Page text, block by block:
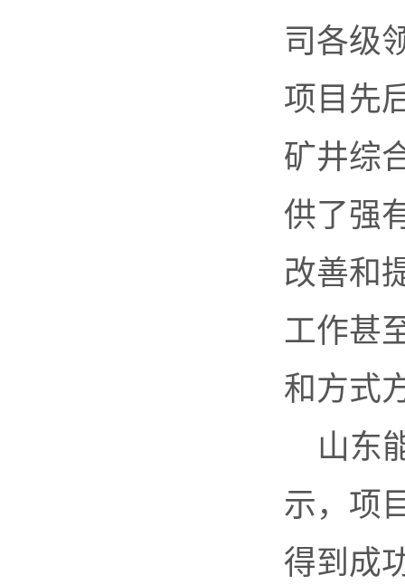
司各级
项目先
矿井综
供了强
改善和
工作甚
和方式
山东
示，项
得到成